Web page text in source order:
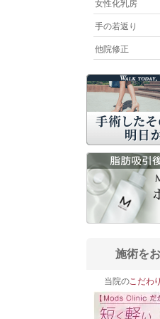
女性化乳房
手の若返り
他院修正
施術を
当院のこだわ